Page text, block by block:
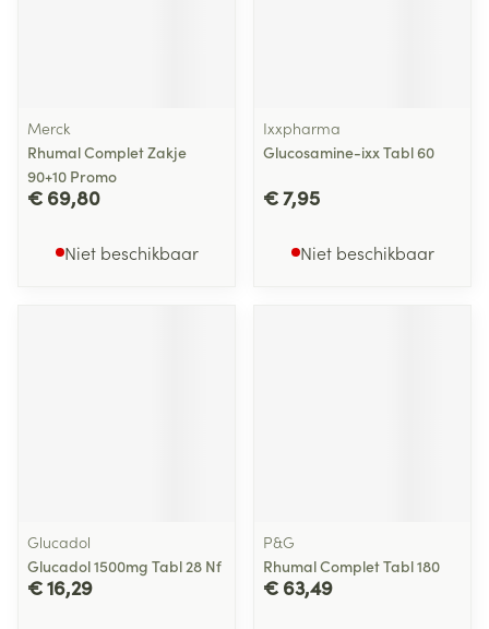
Merck
Rhumal Complet Zakje
90+10 Promo
€ 69,80
Niet beschikbaar
Ixxpharma
Glucosamine-ixx Tabl 60
€ 7,95
Niet beschikbaar
Glucadol
Glucadol 1500mg Tabl 28 Nf
€ 16,29
P&G
Rhumal Complet Tabl 180
€ 63,49